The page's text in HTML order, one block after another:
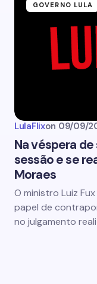
GOVERNO LULA
LulaFlixon 09/09/
Na véspera
sessão e se
Moraes
O ministro Luiz
papel de
no julgamento